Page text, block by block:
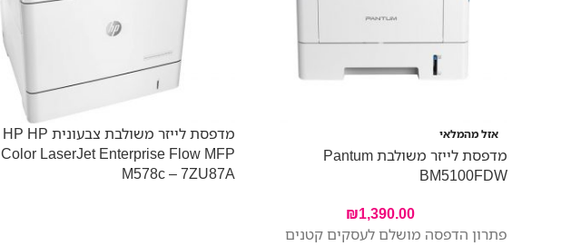
אזל מהמלאי
מדפסת לייזר משולבת Pantum
BM5100FDW
₪1,390.00
פתרון הדפסה מושלם לעסקים קטנים
מדפסת לייזר משולבת צבעונית HP HP
Color LaserJet Enterprise Flow MFP
M578c – 7ZU87A